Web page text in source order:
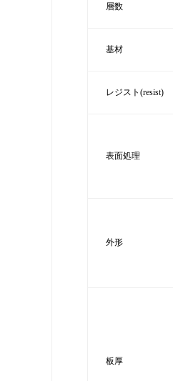
層数
基材
レジスト(resist)
表面処理
外形
板厚